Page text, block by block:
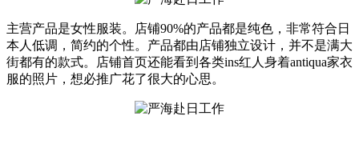
主营产品是女性服装。店铺90%的产品都是纯色，非常符合日
本人低调，简约的个性。产品都由店铺独立设计，并不是满大
街都有的款式。店铺首页还能看到各类ins红人身着antiqua家衣
服的照片，想必推广花了很大的心思。